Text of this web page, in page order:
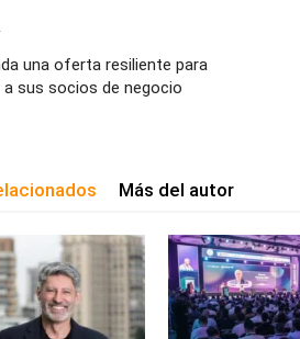
una oferta resiliente para
a sus socios de negocio
Más del autor